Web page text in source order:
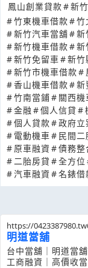
鳳山創業貸款#新
#竹東機車借款#竹
#新竹汽車當舖#新
#新竹機車借款#新
#新竹免留車#新竹
#新竹市機車借款#
#香山機車借款#新
#竹南當鋪# 關西機
#金融 #個人信貸#
#個人貸款#政府立
# 電動機車# 民間二
# 原車融資#債務整
#二胎房貸#全方位
#汽車融資#名錶借
https://
明道當舖
台中當舖｜明道當
工商融資｜高價收